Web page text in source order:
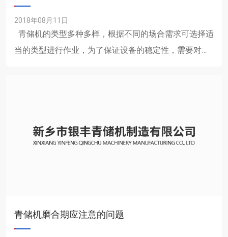
2018年08月11日
青储机的类型多种多样，根据不同的场合需求可选择适
当的类型进行作业，为了保证设备的稳定性，需要对设
青储机磨合期应注意的问题